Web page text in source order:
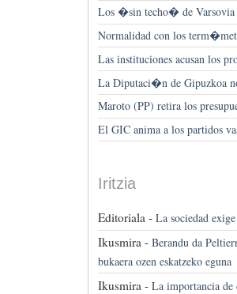
Los �sin techo� de Varsovia
Normalidad con los
Las instituciones acusan los
La Diputaci�n de Gipuzkoa
Maroto (PP) retira los
El GIC anima a los partidos
Iritzia
Editoriala - La sociedad
Ikusmira - Berandu da
bukaera ozen eskatzeko eguna
Ikusmira - La importancia